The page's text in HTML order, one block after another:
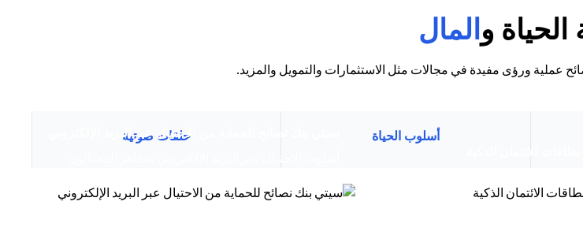
الحياة والمال
عملية ورؤى مفيدة في مجالات مثل الاستثمارات والتمويل والمزيد.
أسلوب الحياة حلقات صوتية
الائتمان الذكية
سيتي بنك نصائح للحماية من الاحتيال عبر البريد الإلكتروني
أسلوب الاحتيال عبر البريد الإلكتروني يتظاهر المحتالون